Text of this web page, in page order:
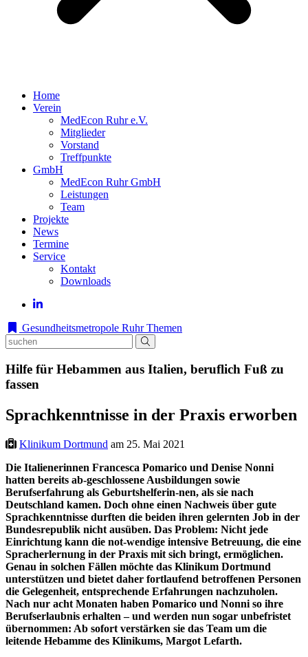
Home
Verein
MedEcon Ruhr e.V.
Mitglieder
Vorstand
Treffpunkte
GmbH
MedEcon Ruhr GmbH
Leistungen
Team
Projekte
News
Termine
Service
Kontakt
Downloads
Gesundheitsmetropole Ruhr Themen
Hilfe für Hebammen aus Italien, beruflich Fuß zu
fassen
Sprachkenntnisse in der Praxis erworben
Klinikum Dortmund am 25. Mai 2021
Die Italienerinnen Francesca Pomarico und Denise Nonni
hatten bereits ab-geschlossene Ausbildungen sowie
Berufserfahrung als Geburtshelferin-nen, als sie nach
Deutschland kamen. Doch ohne einen Nachweis über gute
Sprachkenntnisse durften die beiden ihren gelernten Job in der
Bundesrepublik nicht ausüben. Das Problem: Nicht jede
Einrichtung kann die not-wendige intensive Betreuung, die eine
Spracherlernung in der Praxis mit sich bringt, ermöglichen.
Genau in solchen Fällen möchte das Klinikum Dortmund
unterstützen und bietet daher fortlaufend betroffenen Personen
die Gelegenheit, entsprechende Erfahrungen nachzuholen.
Nach nur acht Monaten haben Pomarico und Nonni so ihre
Berufserlaubnis erhalten – und werden nun sogar unbefristet
übernommen: Ab sofort verstärken sie das Team um die
leitende Hebamme des Klinikums, Margot Lefarth.